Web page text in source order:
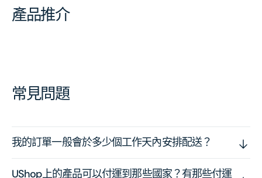
產品推介
常見問題
我的訂單一般會於多少個工作天內安排配送？
UShop上的產品可以付運到那些國家？有那些付運